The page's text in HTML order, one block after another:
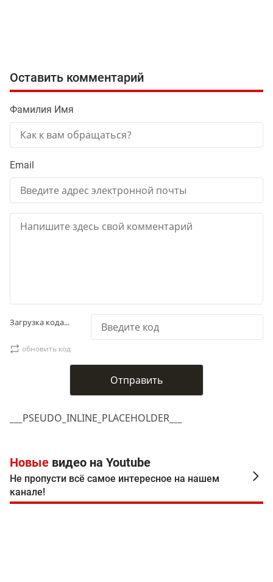
___PSEUDO_INLINE_PLACEHOLDER___
Оставить комментарий
Фамилия Имя
Email
Загрузка кода...
обновить код
Новые видео на Youtube
Не пропусти всё самое интересное на нашем
канале!